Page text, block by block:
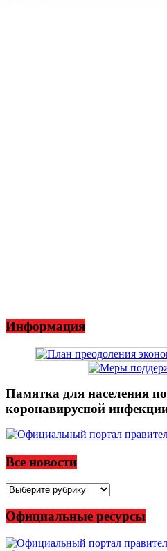
Информация
Памятка для населения
коронавирусной
Все новости
Все
Официальные ресурсы